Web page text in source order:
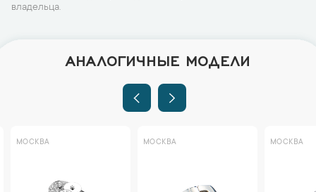
владельца.
АНАЛОГИЧНЫЕ МОДЕЛИ
МОСКВА МОСКВА МОСКВА